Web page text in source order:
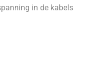
in de kabels